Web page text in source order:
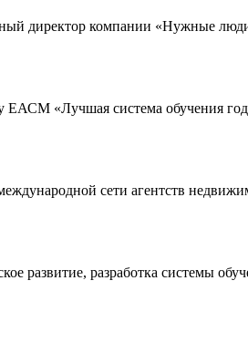
директор компании «Нужные
«Лучшая система обучения
сети агентств
развитие, разработка системы